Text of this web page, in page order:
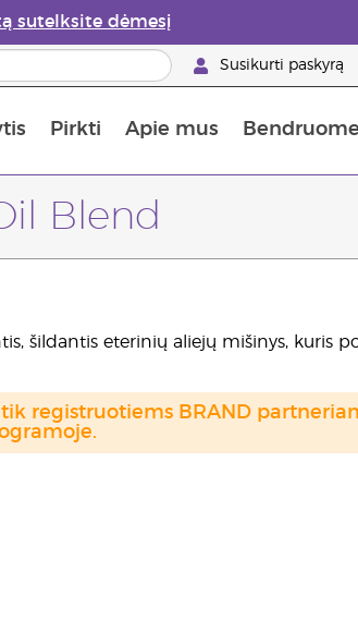
sutelksite dėmesį
Susikurti paskyrą
Pirkti Apie mus
Blend
šildantis eterinių aliejų mišinys, kuris
registruotiems BRAND